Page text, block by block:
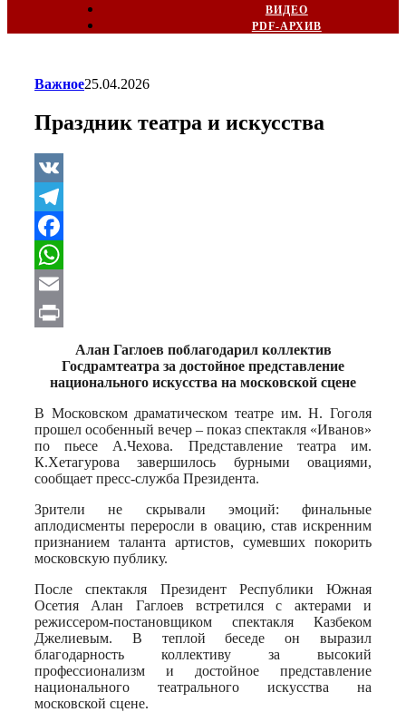
ВИДЕО
PDF-АРХИВ
Важное25.04.2026
Праздник театра и искусства
VK
Telegram
Facebook
WhatsApp
Email
Алан Гаглоев поблагодарил коллектив
Госдрамтеатра за достойное представление
национального искусства на московской сцене
В Московском драматическом театре им. Н. Гоголя
прошел особенный вечер – показ спектакля «Иванов»
по пьесе А.Чехова. Представление театра им.
К.Хетагурова завершилось бурными овациями,
сообщает пресс-служба Президента.
Зрители не скрывали эмоций: финальные
аплодисменты переросли в овацию, став искренним
признанием таланта артистов, сумевших покорить
московскую публику.
После спектакля Президент Республики Южная
Осетия Алан Гаглоев встретился с актерами и
режиссером-постановщиком спектакля Казбеком
Джелиевым. В теплой беседе он выразил
благодарность коллективу за высокий
профессионализм и достойное представление
национального театрального искусства на
московской сцене.